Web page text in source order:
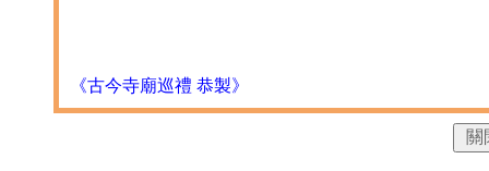
《古今寺廟巡禮 恭製》